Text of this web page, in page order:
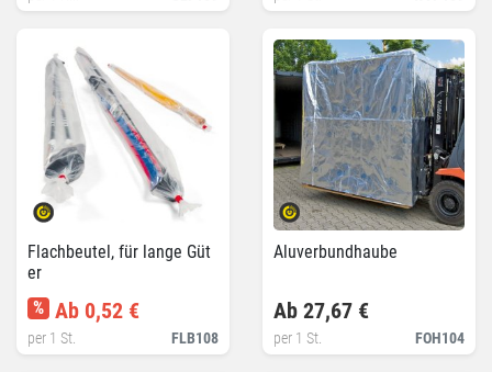
Flachbeutel, für lange Güt
er
FLB108
% Ab 0,52 €
per 1 St.
Aluverbundhaube
FOH104
Ab 27,67 €
per 1 St.